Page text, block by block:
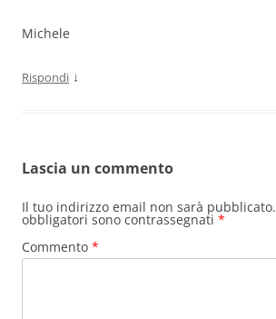
Michele
Rispondi ↓
Lascia un commento
Il tuo indirizzo email non sarà pubblicato.
obbligatori sono contrassegnati *
Commento *